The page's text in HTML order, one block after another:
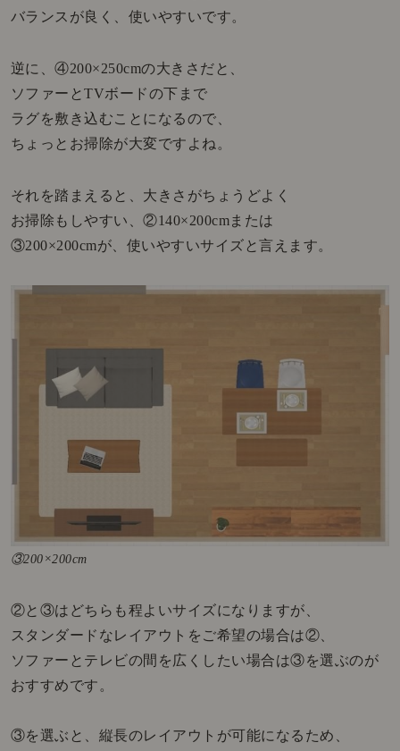
バランスが良く、使いやすいです。
逆に、④200×250cmの大きさだと、
ソファーとTVボードの下まで
ラグを敷き込むことになるので、
ちょっとお掃除が大変ですよね。
それを踏まえると、大きさがちょうどよく
お掃除もしやすい、②140×200cmまたは
③200×200cmが、使いやすいサイズと言えます。
③200×200cm
②と③はどちらも程よいサイズになりますが、
スタンダードなレイアウトをご希望の場合は②、
ソファーとテレビの間を広くしたい場合は③を選ぶのが
おすすめです。
③を選ぶと、縦長のレイアウトが可能になるため、